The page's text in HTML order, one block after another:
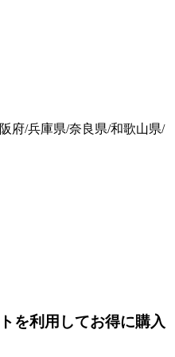
府/兵庫県/奈良県/和歌山県/
を利用してお得に購入